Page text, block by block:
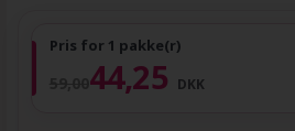
Pris for 1 pakke(r)
44,25 DKK